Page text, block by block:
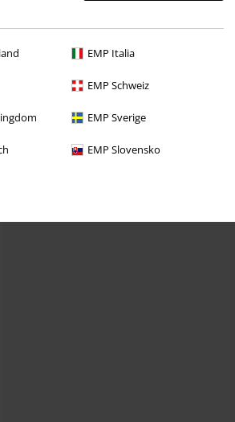
EMP Italia
EMP Schweiz
EMP Sverige
EMP Slovensko